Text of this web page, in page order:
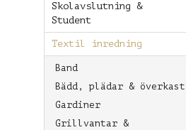
Skolavslutning &
Student
Textil inredning
Band
Bädd, plädar & överkast
Gardiner
Grillvantar &